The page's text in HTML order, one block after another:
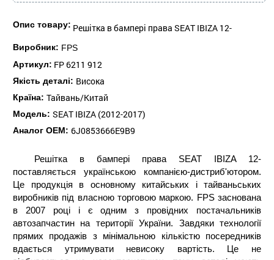
Опис товару: Решітка в бампері права SEAT IBIZA 12-
Виробник: FPS
Артикул: FP 6211 912
Якість деталі: Висока
Країна: Тайвань/Китай
Модель: SEAT IBIZA (2012-2017)
Аналог ОЕМ: 6J0853666E9B9
Решітка в бампері права SEAT IBIZA 12-
поставляється українською компанією-дистриб'ютором.
Це продукція в основному китайських і тайваньських
виробників під власною торговою маркою. FPS заснована
в 2007 році і є одним з провідних постачальників
автозапчастин на території України. Завдяки технології
прямих продажів з мінімальною кількістю посередників
вдається утримувати невисоку вартість. Це не